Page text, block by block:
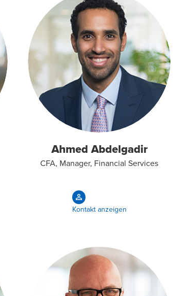
Ahmed Abdelgadir
CFA, Manager, Financial Services
Kontakt anzeigen